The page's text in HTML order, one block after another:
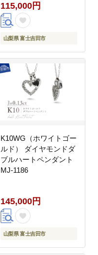
115,000円
山梨県 富士吉田市
K10WG（ホワイトゴー
ルド） ダイヤモンドダ
ブルハートペンダント
MJ-1186
145,000円
山梨県 富士吉田市